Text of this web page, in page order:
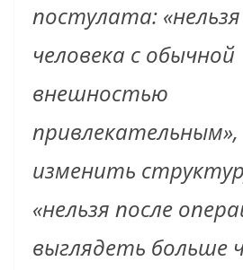
постулата:
человека с обычной
внешностью
привлекательным»,
изменить
«нельзя после
выглядеть больше